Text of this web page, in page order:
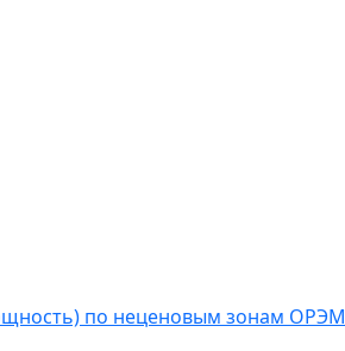
по неценовым зонам ОРЭМ